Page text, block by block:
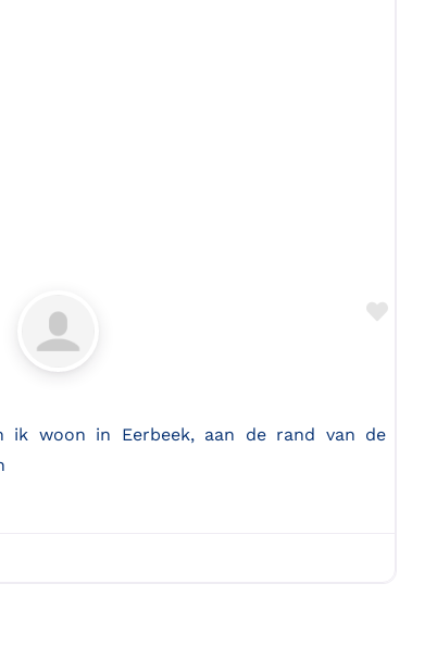
ik woon in Eerbeek, aan de rand van de